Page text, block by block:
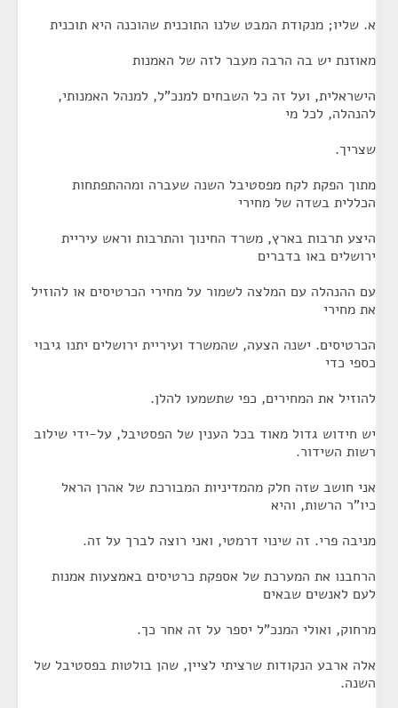
א. שליו; מנקודת המבט שלנו התוכנית שהוכנה היא תוכנית
מאוזנת יש בה הרבה מעבר לזה של האמנות
הישראלית, ועל זה כל השבחים למנכ"ל, למנהל האמנותי,
להנהלה, לכל מי
שצריך.
מתוך הפקת לקח מפסטיבל השנה שעברה ומההתפתחות
הכללית בשדה של מחירי
היצע תרבות בארץ, משרד החינוך והתרבות וראש עיריית
ירושלים באו בדברים
עם ההנהלה עם המלצה לשמור על מחירי הכרטיסים או להוזיל
את מחירי
הכרטיסים. ישנה הצעה, שהמשרד ועיריית ירושלים יתנו גיבוי
כספי כדי
להוזיל את המחירים, כפי שתשמעו להלן.
יש חידוש גדול מאוד בכל הענין של הפסטיבל, על-ידי שילוב
רשות השידור.
אני חושב שזה חלק מהמדיניות המבורכת של אהרן הראל
כיו"ר הרשות, והיא
מניבה פרי. זה שינוי דרמטי, ואני רוצה לברך על זה.
הרחבנו את המערכת של אספקת כרטיסים באמצעות אמנות
לעם לאנשים שבאים
מרחוק, ואולי המנכ"ל יספר על זה אחר כך.
אלה ארבע הנקודות שרציתי לציין, שהן בולטות בפסטיבל של
השנה.